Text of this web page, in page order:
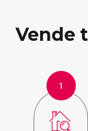
Vende